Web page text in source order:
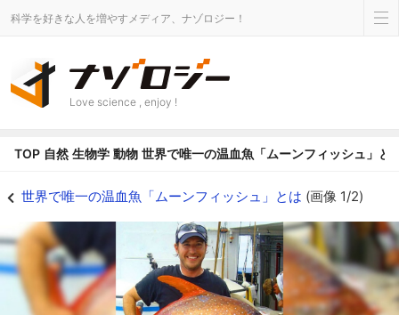
科学を好きな人を増やすメディア、ナゾロジー！
Love science , enjoy !
TOP 自然 生物学 動物 世界で唯一の温血魚「ムーンフィッシュ」と
世界で唯一の温血魚「ムーンフィッシュ」とは (画像 1/2)